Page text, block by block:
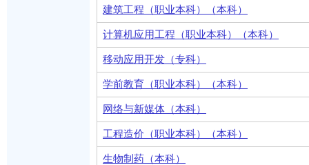
建筑工程（职业本科）（本科）
计算机应用工程（职业本科）（本科）
移动应用开发（专科）
学前教育（职业本科）（本科）
网络与新媒体（本科）
工程造价（职业本科）（本科）
生物制药（本科）